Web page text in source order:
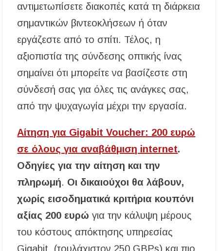
αντιμετωπίσετε διακοπές κατά τη διάρκεια
σημαντικών βιντεοκλήσεων ή όταν
εργάζεστε από το σπίτι. Τέλος, η
αξιοπιστία της σύνδεσης οπτικής ίνας
σημαίνει ότι μπορείτε να βασίζεστε στη
σύνδεσή σας για όλες τις ανάγκες σας,
από την ψυχαγωγία μέχρι την εργασία.
Αίτηση για Gigabit Voucher: 200 ευρώ
σε όλους για αναβάθμιση internet.
Οδηγίες για την αίτηση και την
πληρωμή. Οι δικαιούχοι θα λάβουν,
χωρίς εισοδηματικά κριτήρια κουπόνι
αξίας 200 ευρώ για την κάλυψη μέρους
του κόστους απόκτησης υπηρεσίας
Gigabit (τουλάχιστον 250 GBPs) και πιο